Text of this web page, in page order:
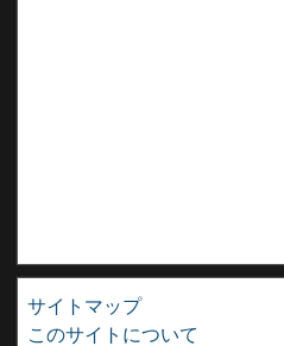
サイトマップ
このサイトについて